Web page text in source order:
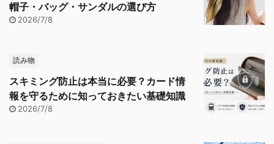
帽子・バッグ・サンダルの選び方
2026/7/8
読み物
スキミング防止は本当に必要？カード情
報を守るために知っておきたい基礎知識
2026/7/8